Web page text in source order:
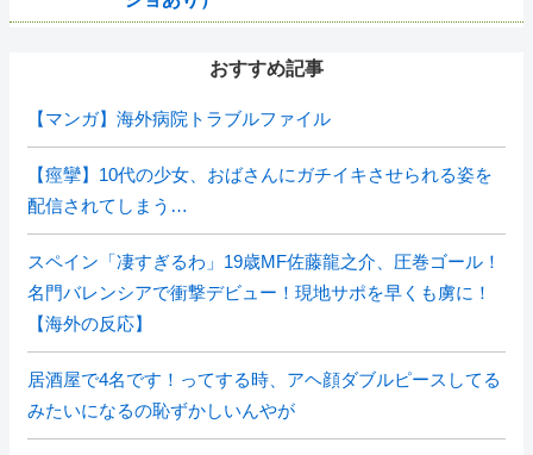
おすすめ記事
【マンガ】海外病院トラブルファイル
【痙攣】10代の少女、おばさんにガチイキさせられる姿を
配信されてしまう…
スペイン「凄すぎるわ」19歳MF佐藤龍之介、圧巻ゴール！
名門バレンシアで衝撃デビュー！現地サポを早くも虜に！
【海外の反応】
居酒屋で4名です！ってする時、アヘ顔ダブルピースしてる
みたいになるの恥ずかしいんやが